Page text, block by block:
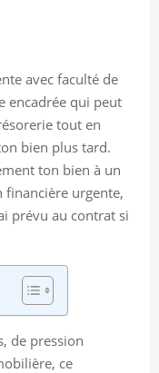
avec faculté de
encadrée qui peut
tout en
bien plus tard.
ton bien à un
financière urgente,
prévu au contrat si
de pression
ce